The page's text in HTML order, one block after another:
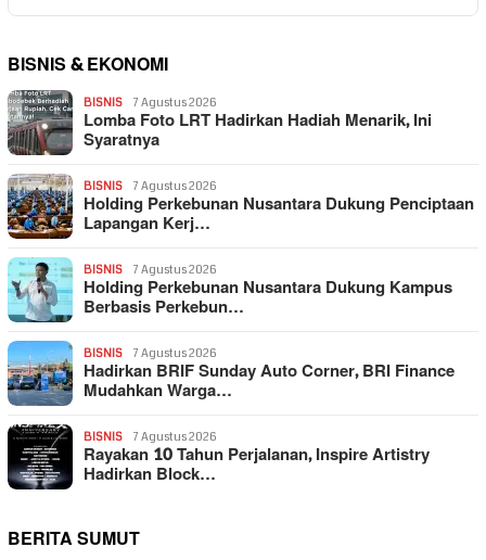
BISNIS & EKONOMI
BISNIS 7 Agustus 2026
Lomba Foto LRT Hadirkan Hadiah Menarik, Ini
Syaratnya
BISNIS 7 Agustus 2026
Holding Perkebunan Nusantara Dukung Penciptaan
Lapangan Kerj…
BISNIS 7 Agustus 2026
Holding Perkebunan Nusantara Dukung Kampus
Berbasis Perkebun…
BISNIS 7 Agustus 2026
Hadirkan BRIF Sunday Auto Corner, BRI Finance
Mudahkan Warga…
BISNIS 7 Agustus 2026
Rayakan 10 Tahun Perjalanan, Inspire Artistry
Hadirkan Block…
BERITA SUMUT